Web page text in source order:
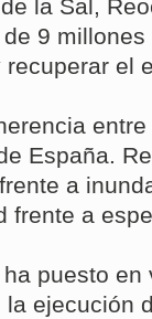
la Sal,
9
recuperar el
España.
a
frente a
puesto
la ejecución